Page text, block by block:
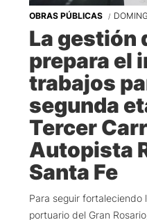
OBRAS PÚBLICAS
La gestión
prepara el
trabajos
segunda
Tercer
Autopista
Santa Fe
Para seguir
portuario del Gran